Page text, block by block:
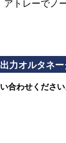
アトレーでノ
力オルタネー
合わせください